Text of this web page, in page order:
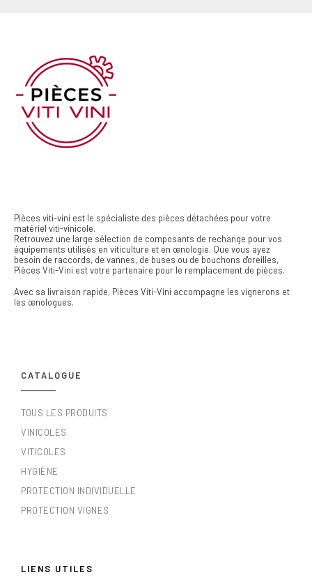
Pièces viti-vini est le spécialiste des pièces détachées pour votre
matériel viti-vinicole.
Retrouvez une large sélection de composants de rechange pour vos
équipements utilisés en viticulture et en œnologie. Que vous ayez
besoin de raccords, de vannes, de buses ou de bouchons d'oreilles,
Pièces Viti-Vini est votre partenaire pour le remplacement de pièces.
Avec sa livraison rapide, Pièces Viti-Vini accompagne les vignerons et
les œnologues.
CATALOGUE
TOUS LES PRODUITS
VINICOLES
VITICOLES
HYGIÈNE
PROTECTION INDIVIDUELLE
PROTECTION VIGNES
LIENS UTILES